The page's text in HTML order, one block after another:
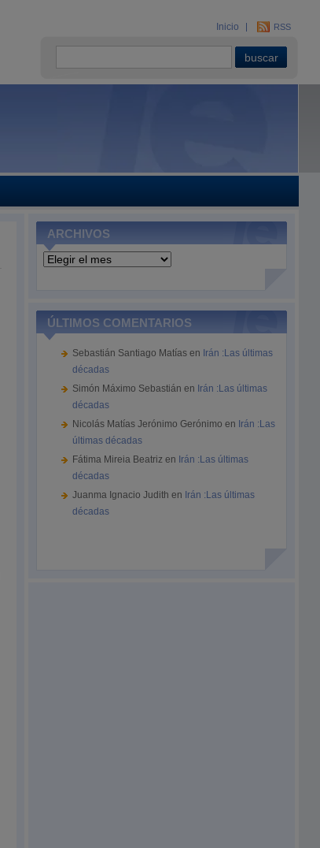
Inicio RSS
ARCHIVOS
Archivos
ÚLTIMOS COMENTARIOS
Sebastián Santiago Matías en Irán :Las últimas
décadas
Simón Máximo Sebastián en Irán :Las últimas
décadas
Nicolás Matías Jerónimo Gerónimo en Irán :Las
últimas décadas
Fátima Mireia Beatriz en Irán :Las últimas
décadas
Juanma Ignacio Judith en Irán :Las últimas
décadas